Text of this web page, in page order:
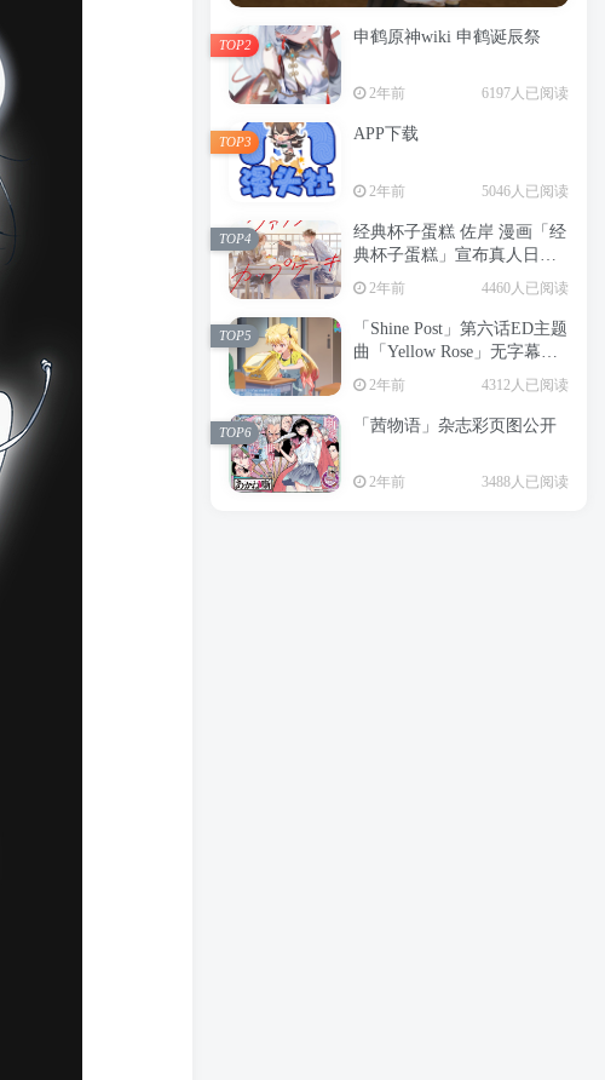
申鹤原神wiki 申鹤诞辰祭
2年前 6197人已阅读
TOP2
APP下载
2年前 5046人已阅读
TOP3
经典杯子蛋糕 佐岸 漫画「经
典杯子蛋糕」宣布真人日剧
化
2年前 4460人已阅读
TOP4
「Shine Post」第六话ED主题
曲「Yellow Rose」无字幕MV
公开
2年前 4312人已阅读
TOP5
「茜物语」杂志彩页图公开
2年前 3488人已阅读
TOP6
8689人已阅读
overlord卢贝多的龙王谁厉害
「Overlord」露普斯蕾琪娜·贝塔手办开...
TOP1
申鹤原神wiki 申鹤诞辰祭
2年前 6197人已阅读
TOP2
APP下载
2年前 5046人已阅读
TOP3
经典杯子蛋糕 佐岸 漫画「经
典杯子蛋糕」宣布真人日剧
TOP4